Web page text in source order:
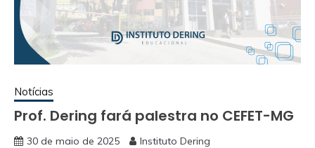
Notícias
Prof. Dering fará palestra no CEFET-MG
30 de maio de 2025 Instituto Dering